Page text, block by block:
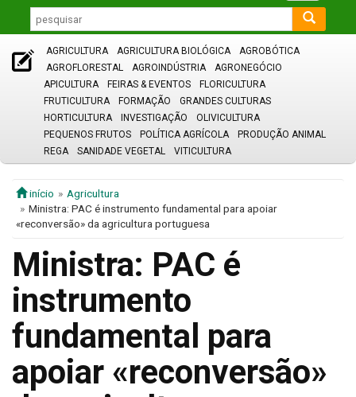
AGRICULTURA AGRICULTURA BIOLÓGICA
AGROBÓTICA
AGROFLORESTAL
AGROINDÚSTRIA
AGRONEGÓCIO
APICULTURA
FEIRAS & EVENTOS
FLORICULTURA
FRUTICULTURA
FORMAÇÃO
GRANDES CULTURAS
HORTICULTURA
INVESTIGAÇÃO
OLIVICULTURA
PEQUENOS FRUTOS
POLÍTICA AGRÍCOLA
PRODUÇÃO ANIMAL
REGA
SANIDADE VEGETAL VITICULTURA
início
Agricultura
Ministra: PAC é instrumento fundamental para apoiar
«reconversão» da agricultura portuguesa
Ministra: PAC é
instrumento
fundamental para
apoiar «reconversão»